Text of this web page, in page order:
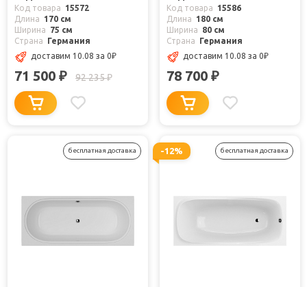
Код товара
15572
Длина
170 см
Ширина
75 см
Страна
Германия
доставим 10.08 за 0₽
71 500 ₽ 92 235₽
Код товара
15586
Длина
180 см
Ширина
80 см
Страна
Германия
доставим 10.08 за 0₽
78 700 ₽
бесплатная доставка -12% бесплатная доставка